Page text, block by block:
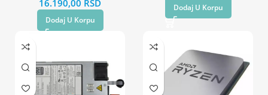
16.190,00 RSD
Dodaj U Korpu
Dodaj U Korpu